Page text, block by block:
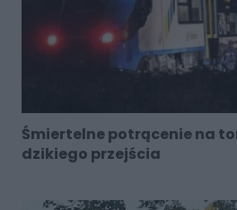
Śmiertelne potrącenie na
dzikiego przejścia